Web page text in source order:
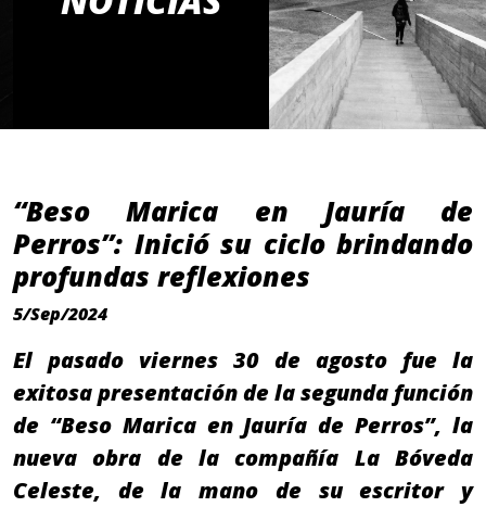
“Beso Marica en Jauría de
Perros”: Inició su ciclo brindando
profundas reflexiones
5/Sep/2024
El pasado viernes 30 de agosto fue la
exitosa presentación de la segunda función
de “Beso Marica en Jauría de Perros”, la
nueva obra de la compañía La Bóveda
Celeste, de la mano de su escritor y